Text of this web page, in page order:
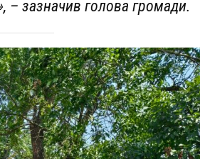
– зазначив голова громади.